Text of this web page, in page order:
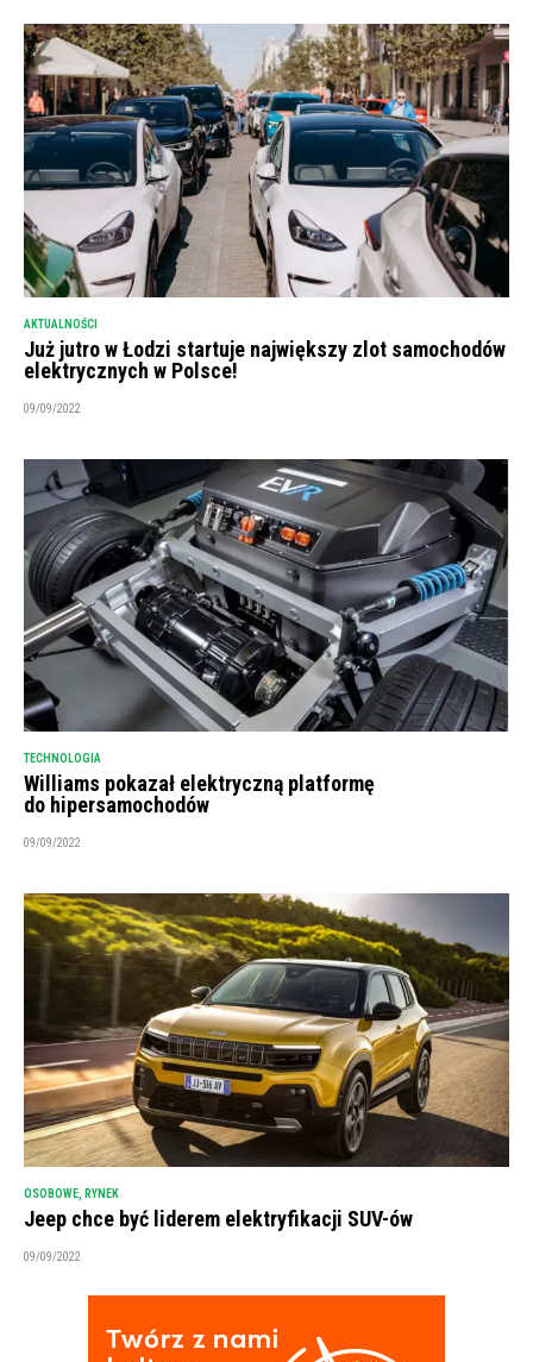
AKTUALNOŚCI
Już jutro w Łodzi startuje największy zlot samochodów
elektrycznych w Polsce!
09/09/2022
TECHNOLOGIA
Williams pokazał elektryczną platformę
do hipersamochodów
09/09/2022
OSOBOWE RYNEK
Jeep chce być liderem elektryfikacji SUV-ów
09/09/2022